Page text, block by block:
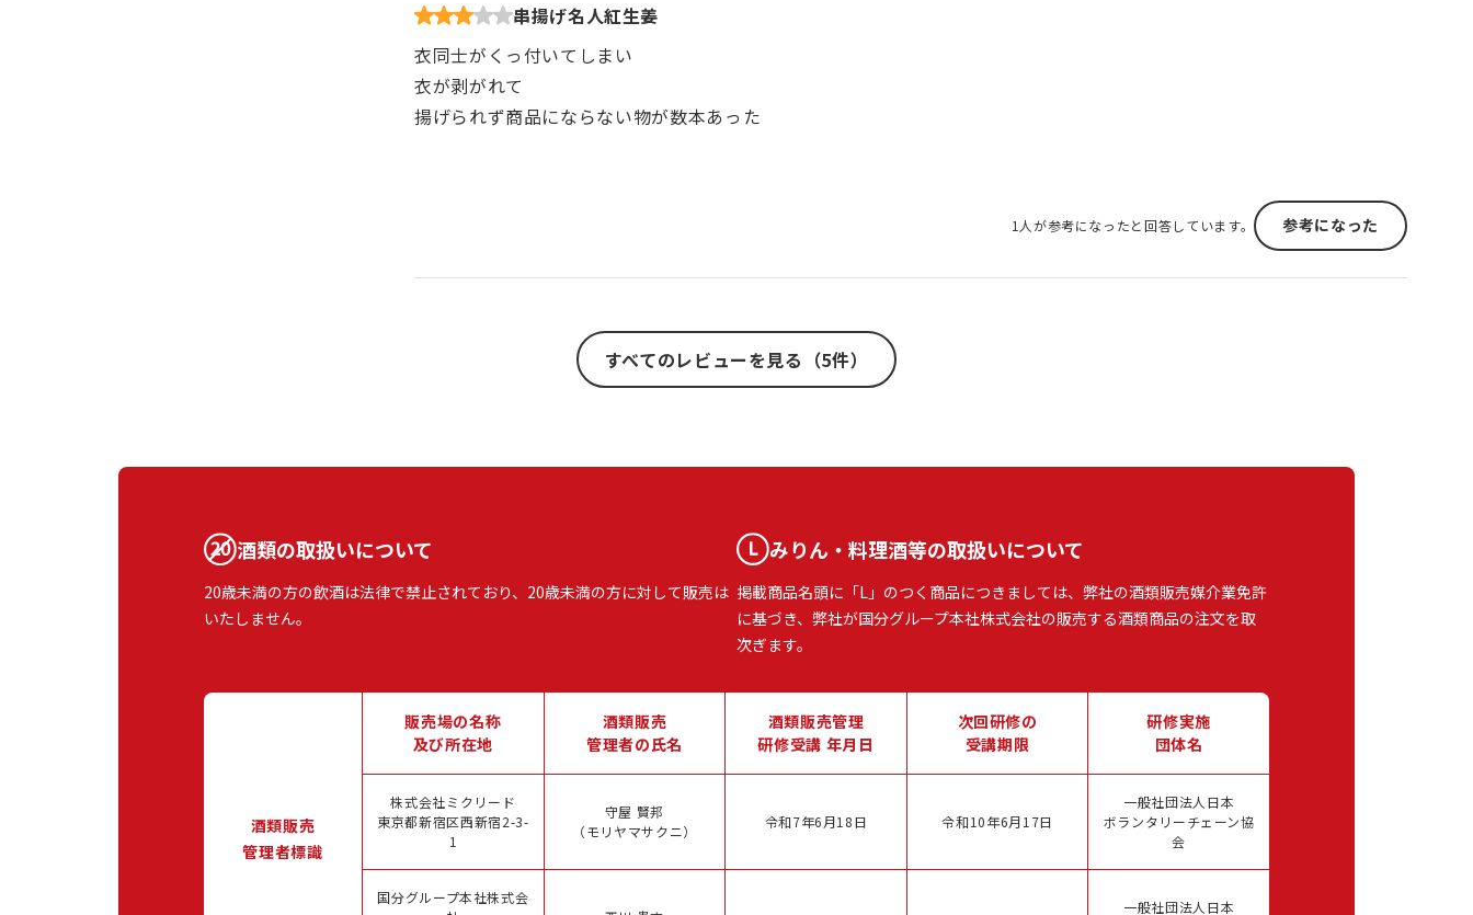
串揚げ名人紅生姜
衣同士がくっ付いてしまい
衣が剥がれて
揚げられず商品にならない物が数本あった
1人が参考になったと回答しています。 参考になった
すべてのレビューを見る（5件）
酒類の取扱いについて
20歳未満の方の飲酒は法律で禁止されており、20歳未満の方に対して販売は
いたしません。
みりん・料理酒等の取扱いについて
掲載商品名頭に「L」のつく商品につきましては、弊社の酒類販売媒介業免許
に基づき、弊社が国分グループ本社株式会社の販売する酒類商品の注文を取
次ぎます。
酒類販売
管理者標識
販売場の名称
及び所在地
酒類販売
管理者の氏名
酒類販売管理
研修受講 年月日
次回研修の
受講期限
研修実施
団体名
株式会社ミクリード
東京都新宿区西新宿2-3-
1
守屋 賢邦
（モリヤマサクニ）
令和7年6月18日 令和10年6月17日
一般社団法人日本
ボランタリーチェーン協
会
国分グループ本社株式会
一般社団法人日本